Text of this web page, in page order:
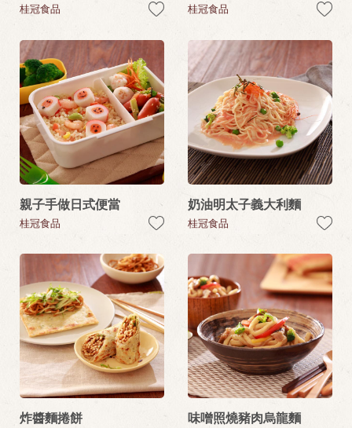
桂冠食品 桂冠食品
親子手做日式便當
桂冠食品
奶油明太子義大利麵
桂冠食品
炸醬麵捲餅 味噌照燒豬肉烏龍麵